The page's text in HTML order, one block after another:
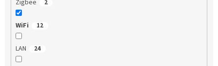
Zigbee 2
WiFi 12
LAN 24